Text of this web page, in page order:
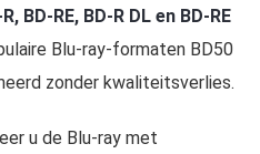
R, BD-RE, BD-R DL en BD-RE
Blu-ray-formaten BD50
zonder kwaliteitsverlies.
u de Blu-ray met